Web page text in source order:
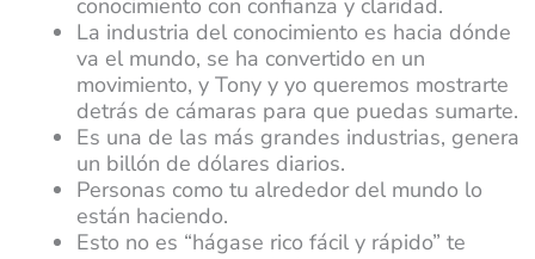
conocimiento con confianza y claridad.
La industria del conocimiento es hacia dónde
va el mundo, se ha convertido en un
movimiento, y Tony y yo queremos mostrarte
detrás de cámaras para que puedas sumarte.
Es una de las más grandes industrias, genera
un billón de dólares diarios.
Personas como tu alrededor del mundo lo
están haciendo.
Esto no es “hágase rico fácil y rápido” te